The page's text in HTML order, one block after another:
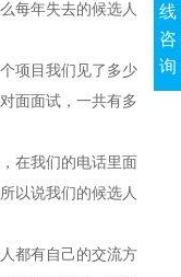
每年失去的候选人
项目我们见了多少
面面试，一共有多
在我们的电话里面
以说我们的候选人
都有自己的交流方
线
咨
询